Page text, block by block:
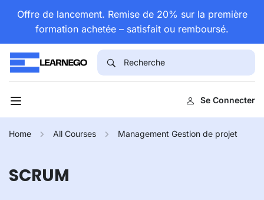
Offre de lancement. Remise de 20% sur la première
formation achetée – satisfait ou remboursé.
Se Connecter
Home All Courses Management Gestion de projet
SCRUM